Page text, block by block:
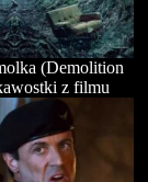
(Demolition
z filmu